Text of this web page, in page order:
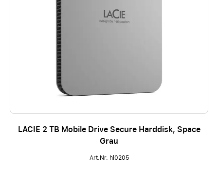
LACIE 2 TB Mobile Drive Secure Harddisk, Space
Grau
Art.Nr. hl0205